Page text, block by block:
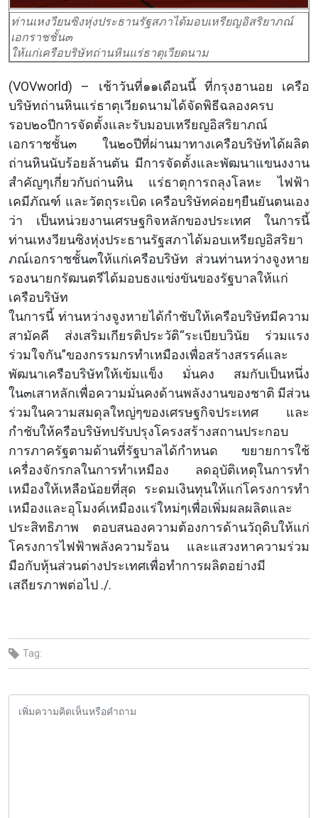
ท่านเหงวียนซิงหุ่งประธานรัฐสภาได้มอบเหรียญอิสริยาภณ์
เอกราชชั้น๓
ให้แก่เครือบริษัทถ่านหินแร่ธาตุเวียดนาม
(VOVworld) – เช้าวันที่๑๑เดือนนี้ ที่กรุงฮานอย เครือ
บริษัทถ่านหินแร่ธาตุเวียดนามได้จัดพิธีฉลองครบ
รอบ๒๐ปีการจัดตั้งและรับมอบเหรียญอิสริยาภณ์
เอกราชชั้น๓ ใน๒๐ปีที่ผ่านมาทางเครือบริษัทได้ผลิต
ถ่านหินนับร้อยล้านตัน มีการจัดตั้งและพัฒนาแขนงงาน
สำคัญๆเกี่ยวกับถ่านหิน แร่ธาตุการถลุงโลหะ ไฟฟ้า
เคมีภัณฑ์ และวัตถุระเบิด เครือบริษัทค่อยๆยืนยันตนเอง
ว่า เป็นหน่วยงานเศรษฐกิจหลักของประเทศ ในการนี้
ท่านเหงวียนซิงหุ่งประธานรัฐสภาได้มอบเหรียญอิสริยา
ภณ์เอกราชชั้น๓ให้แก่เครือบริษัท ส่วนท่านหว่างจูงหาย
รองนายกรัฒนตรีได้มอบธงแข่งขันของรัฐบาลให้แก่
เครือบริษัท
ในการนี้ ท่านหว่างจูงหายได้กำชับให้เครือบริษัทมีความ
สามัคคี ส่งเสริมเกียรติประวัติ“ระเบียบวินัย ร่วมแรง
ร่วมใจกัน”ของกรรมกรทำเหมืองเพื่อสร้างสรรค์และ
พัฒนาเครือบริษัทให้เข้มแข็ง มั่นคง สมกับเป็นหนึ่ง
ใน๓เสาหลักเพื่อความมั่นคงด้านพลังงานของชาติ มีส่วน
ร่วมในความสมดุลใหญ่ๆของเศรษฐกิจประเทศ และ
กำชับให้ครือบริษัทปรับปรุงโครงสร้างสถานประกอบ
การภาครัฐตามด้านที่รัฐบาลได้กำหนด ขยายการใช้
เครื่องจักรกลในการทำเหมือง ลดอุบัติเหตุในการทำ
เหมืองให้เหลือน้อยที่สุด ระดมเงินทุนให้แก่โครงการทำ
เหมืองและอุโมงค์เหมืองแร่ใหม่ๆเพื่อเพิ่มผลผลิตและ
ประสิทธิภาพ ตอบสนองความต้องการด้านวัถุดิบให้แก่
โครงการไฟฟ้าพลังความร้อน และแสวงหาความร่วม
มือกับหุ้นส่วนต่างประเทศเพื่อทำการผลิตอย่างมี
เสถียรภาพต่อไป ./.
Tag: